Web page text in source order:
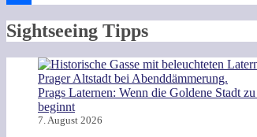
Sightseeing Tipps
Prags Laternen: Wenn die Goldene Stadt
beginnt
7. August 2026